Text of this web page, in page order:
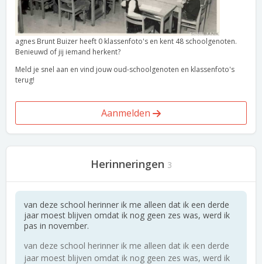
agnes Brunt Buizer heeft 0 klassenfoto's en kent 48 schoolgenoten.
Benieuwd of jij iemand herkent?
Meld je snel aan en vind jouw oud-schoolgenoten en klassenfoto's
terug!
Aanmelden
Herinneringen 3
van deze school herinner ik me alleen dat ik een derde
jaar moest blijven omdat ik nog geen zes was, werd ik
pas in november.
van deze school herinner ik me alleen dat ik een derde
jaar moest blijven omdat ik nog geen zes was, werd ik